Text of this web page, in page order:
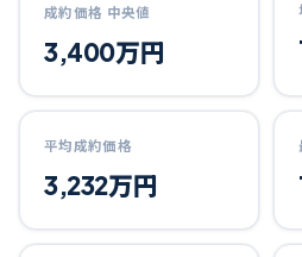
成約価格 中央値
3,400万円
平均成約価格
3,232万円